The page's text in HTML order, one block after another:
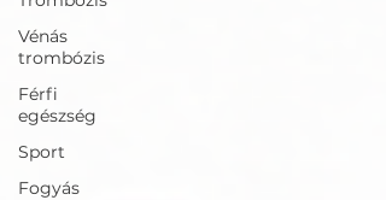
Vénás
trombózis
Férfi
egészség
Sport
Fogyás